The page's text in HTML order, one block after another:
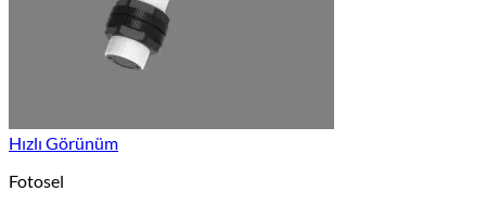
Hızlı Görünüm
Fotosel